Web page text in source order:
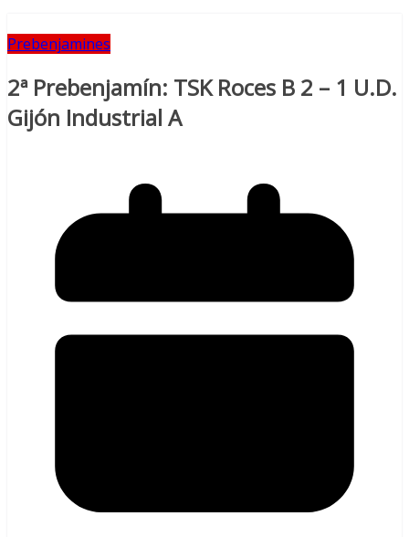
Prebenjamines
2ª Prebenjamín: TSK Roces B 2 – 1 U.D.
Gijón Industrial A